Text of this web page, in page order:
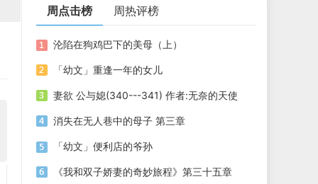
周点击榜 周热评榜
沦陷在狗鸡巴下的美母（上）
「幼文」重逢一年的女儿
妻欲 公与媳(340---341) 作者:无奈的天使
消失在无人巷中的母子 第三章
「幼文」便利店的爷孙
《我和双子娇妻的奇妙旅程》第三十五章